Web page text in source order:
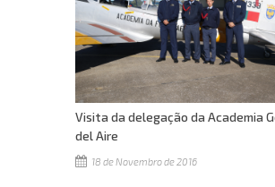
Visita da delegação da Academia
del Aire
18 de Novembro de 2016